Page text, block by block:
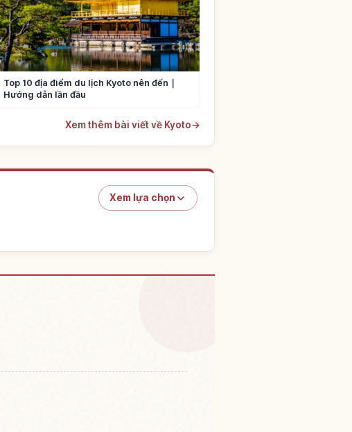
Top 10 địa điểm du lịch Kyoto nên đến｜
Hướng dẫn lần đầu
Xem thêm bài viết về Kyoto→
Xem lựa chọn